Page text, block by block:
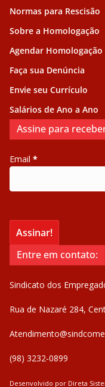
Normas para Rescisão
Sobre a Homologação
Agendar Homologação
Faça sua Denúncia
Envie seu Currículo
Salários de Ano a Ano
Assine para
Email *
Entre em contato:
Sindicato dos
Rua de Nazaré 284,
(98) 3232-0899
Desenvolvido por Direta